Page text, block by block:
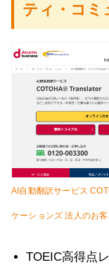
ティ・コミ
AI自動翻訳サービス
ケーションズ 法人のお客
TOEIC高得点